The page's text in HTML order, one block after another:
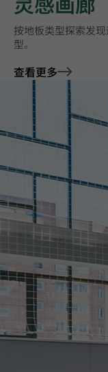
按地板类型探索‌发
型。
查看更多